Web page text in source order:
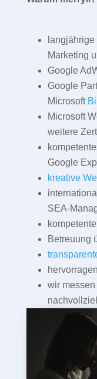
Marketing
Google
Google
Microsoft
Microsoft
weitere
Google
kreative
SEA-
Betreuung
wir